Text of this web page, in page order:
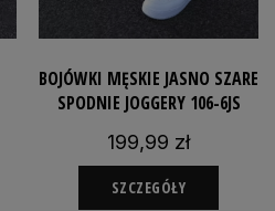
BOJÓWKI MĘSKIE JASNO SZARE
SPODNIE JOGGERY 106-6JS
199,99 zł
SZCZEGÓŁY